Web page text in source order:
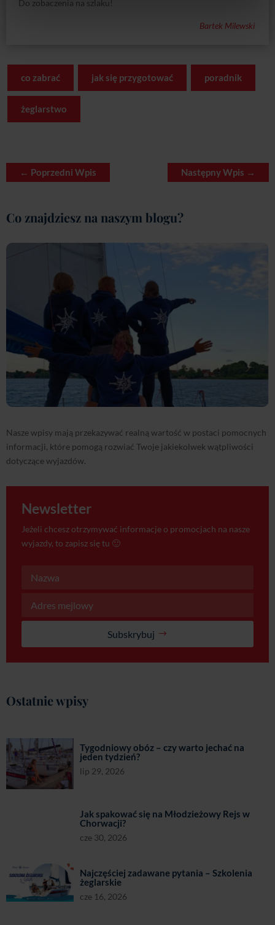
Do zobaczenia na szlaku!
Bartek Milewski
co zabrać jak się przygotować poradnik
żeglarstwo
← Poprzedni Wpis Następny Wpis →
Co znajdziesz na naszym blogu?
Nasze wpisy mają przekazywać realną wartość w postaci pomocnych
informacji, które pomogą rozwiać Twoje jakiekolwek wątpliwości
dotyczące wyjazdów.
Newsletter
Jeżeli chcesz otrzymywać informacje o promocjach na nasze
wyjazdy, to zapisz się tu 🙂
Subskrybuj
Ostatnie wpisy
Tygodniowy obóz – czy warto jechać na
jeden tydzień?
lip 29, 2026
Jak spakować się na Młodzieżowy Rejs w
Chorwacji?
cze 30, 2026
Najczęściej zadawane pytania – Szkolenia
żeglarskie
cze 16, 2026